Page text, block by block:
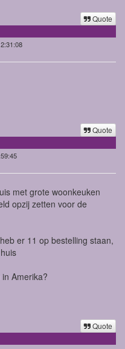
Quote
Quote
met grote woonkeuken
opzij zetten voor de
er 11 op bestelling staan,
Amerika?
Quote